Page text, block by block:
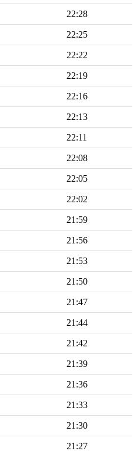
22:28
22:25
22:22
22:19
22:16
22:13
22:11
22:08
22:05
22:02
21:59
21:56
21:53
21:50
21:47
21:44
21:42
21:39
21:36
21:33
21:30
21:27